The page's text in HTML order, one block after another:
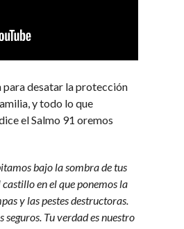
para desatar la protección
y todo lo que
el Salmo 91 oremos
bajo la sombra de tus
en el que ponemos la
y las pestes destructoras.
Tu verdad es nuestro